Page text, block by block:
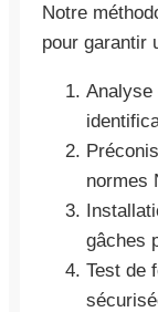
Notre
pour garantir
Analyse
normes
gâches
Test de